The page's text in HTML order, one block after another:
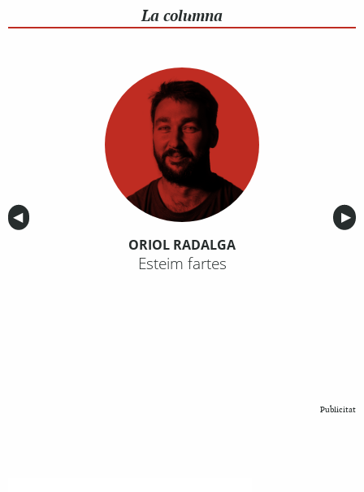
La columna
Anterior
◀︎ ▶︎
ORIOL RADALGA
Esteim fartes
Publicitat